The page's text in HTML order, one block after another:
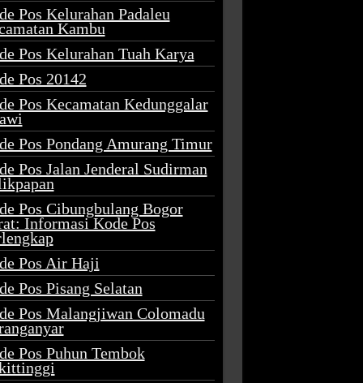
Pos Kelurahan Padaleu
Kambu
Pos Kelurahan Tuah Karya
Pos 20142
Pos Kecamatan Kedunggalar
Pos Pondang Amurang Timur
Pos Jalan Jenderal Sudirman
Pos Cibungbulang Bogor
Informasi Kode Pos
Pos Air Haji
Pos Pisang Selatan
Pos Malangjiwan Colomadu
Pos Puhun Tembok